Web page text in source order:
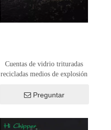
Cuentas de vidrio trituradas
recicladas medios de explosión
Preguntar